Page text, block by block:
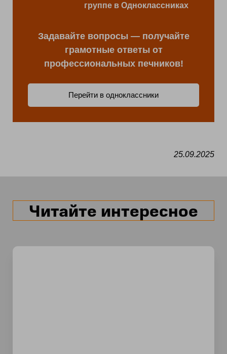
группе в Одноклассниках
Задавайте вопросы — получайте
грамотные ответы от
профессиональных печников!
Перейти в одноклассники
25.09.2025
Читайте интересное